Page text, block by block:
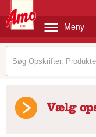
Meny
Vælg